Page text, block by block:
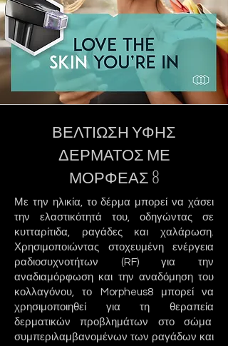
ΒΕΛΤΙΩΣΗ ΥΦΗΣ
ΔΕΡΜΑΤΟΣ ΜΕ
ΜΟΡΦΕΑΣ 8
Με την ηλικία, το δέρμα μπορεί να χάσει
την ελαστικότητά του, οδηγώντας σε
κυτταρίτιδα, ραγάδες και χαλάρωση.
Χρησιμοποιώντας στοχευμένη ενέργεια
ραδιοσυχνοτήτων (RF) για την
αναδιαμόρφωση και την αναδόμηση του
κολλαγόνου, το Morpheus8 μπορεί να
χρησιμοποιηθεί για τη θεραπεία
δερματικών προβλημάτων στο σώμα
συμπεριλαμβανομένων των ραγάδων και